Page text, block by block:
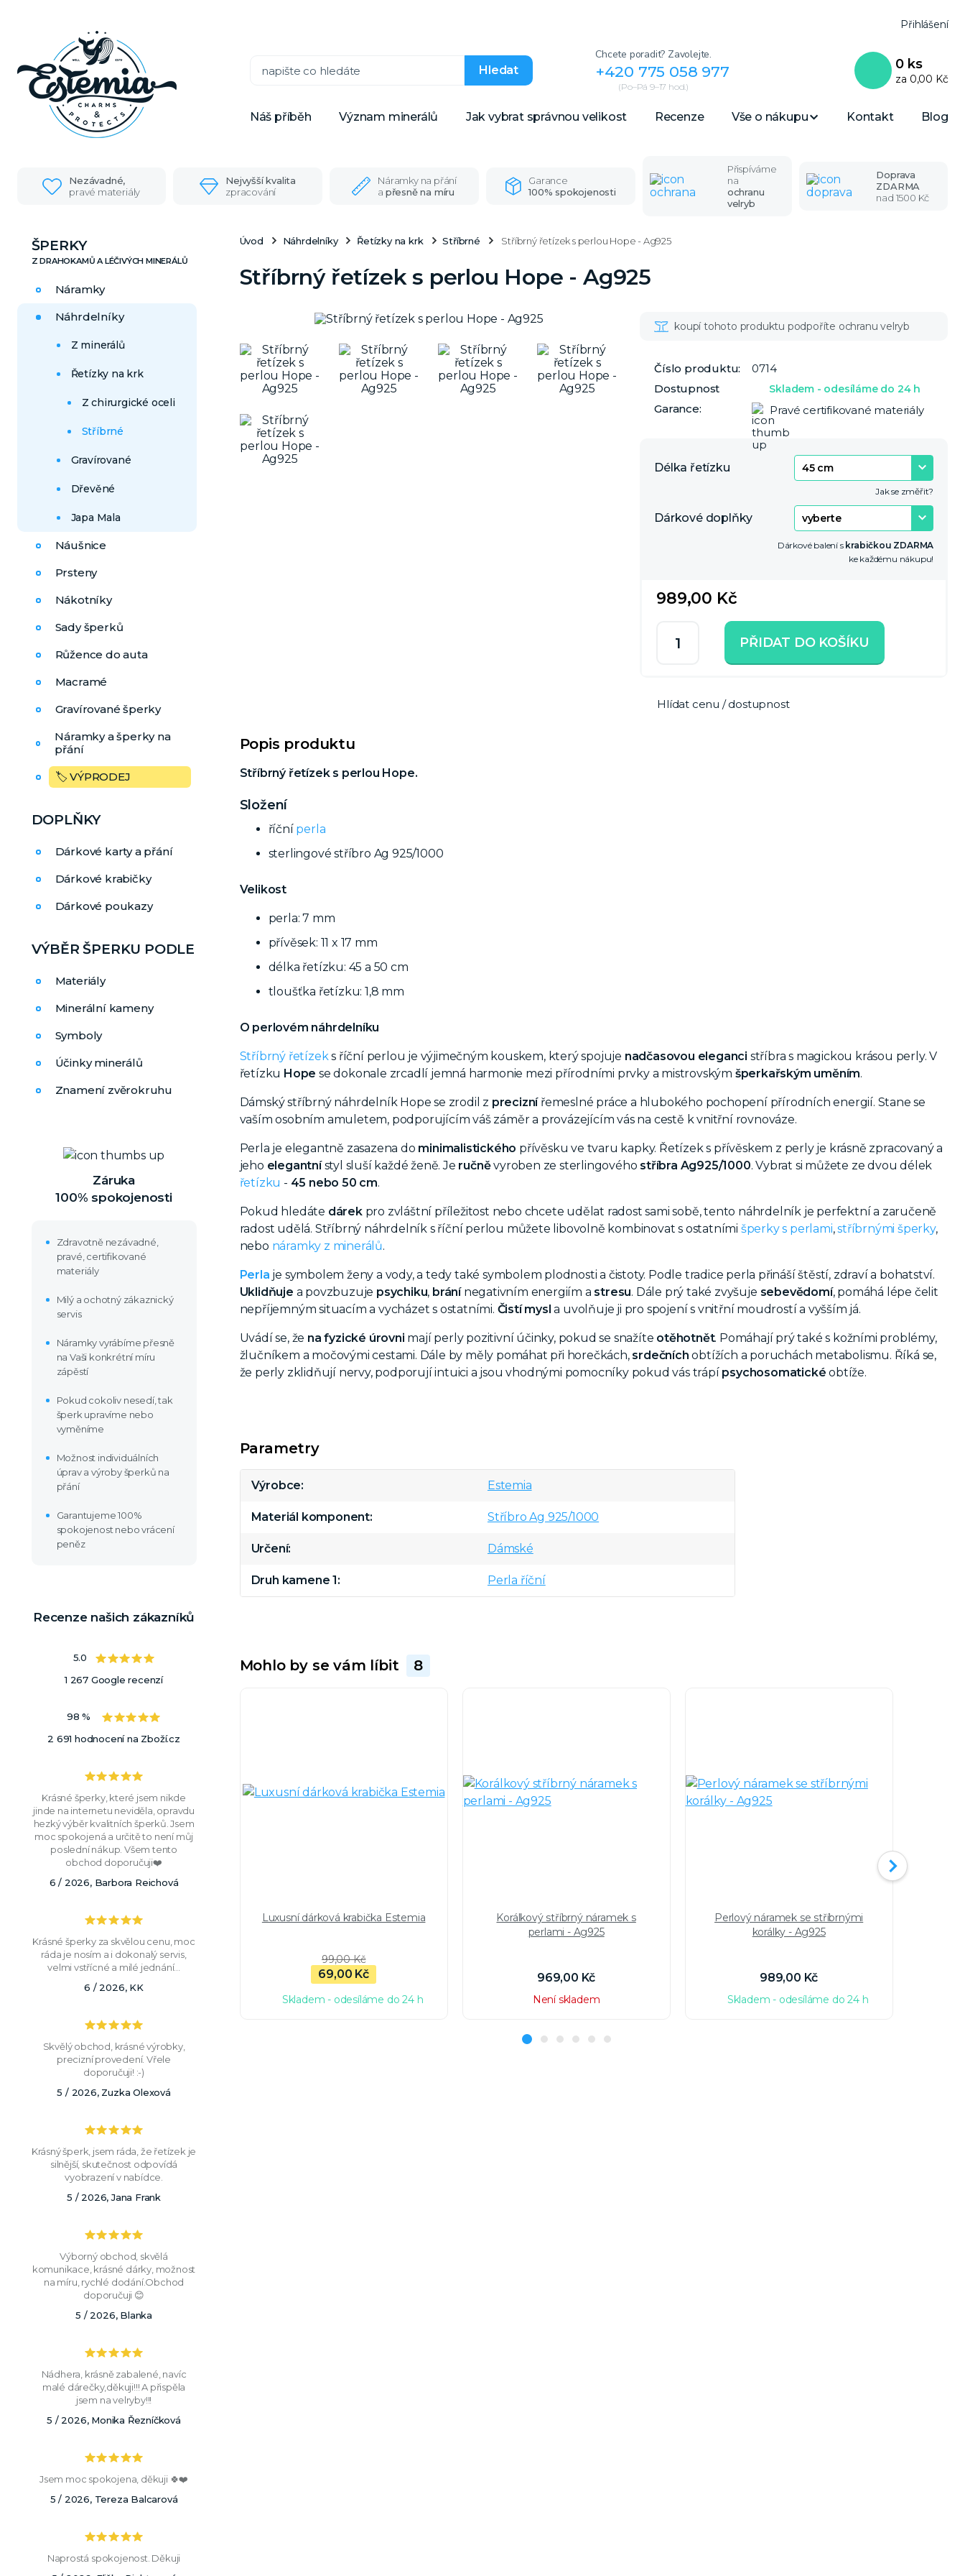
Náš příběh Význam minerálů Jak vybrat správnou velikost Recenze Vše o nákupu Kontakt Blog
Přihlášení
Hledat
Chcete poradit? Zavolejte.
+420 775 058 977
(Po–Pá 9–17 hod.)
0 ks
za 0,00 Kč
Nezávadné,
pravé materiály
Nejvyšší kvalita
zpracování
Náramky na přání
a přesně na míru
Garance
100% spokojenosti
Přispíváme
na
ochranu
velryb
Doprava
ZDARMA
nad 1500 Kč
ŠPERKY
Náramky
Náhrdelníky
Z minerálů
Řetízky na krk
Z chirurgické oceli
Stříbrné
Gravírované
Dřevěné
Japa Mala
Náušnice
Prsteny
Nákotníky
Sady šperků
Růžence do auta
Macramé
Gravírované šperky
Náramky a šperky na
přání
🏷️ VÝPRODEJ
DOPLŇKY
Dárkové karty a přání
Dárkové krabičky
Dárkové poukazy
VÝBĚR ŠPERKU PODLE
Materiály
Minerální kameny
Symboly
Účinky minerálů
Znamení zvěrokruhu
Záruka
100% spokojenosti
Zdravotně nezávadné,
pravé, certifikované
materiály
Milý a ochotný zákaznický
servis
Náramky vyrábíme přesně
na Vaši konkrétní míru
zápěstí
Pokud cokoliv nesedí, tak
šperk upravíme nebo
vyměníme
Možnost individuálních
úprav a výroby šperků na
přání
Garantujeme 100%
spokojenost nebo vrácení
peněz
Recenze našich zákazníků
5.0
1 267 Google recenzí
98 %
2 691 hodnocení na Zboží.cz
Krásné šperky, které jsem nikde
jinde na internetu neviděla, opravdu
hezký výběr kvalitních šperků. Jsem
moc spokojená a určitě to není můj
poslední nákup. Všem tento
obchod doporučuji❤️
6 / 2026, Barbora Reichová
Krásné šperky za skvělou cenu, moc
ráda je nosím a i dokonalý servis,
velmi vstřícné a milé jednání...
6 / 2026, KK
Skvělý obchod, krásné výrobky,
precizní provedení. Vřele
doporučuji! :-)
5 / 2026, Zuzka Olexová
Krásný šperk, jsem ráda, že řetízek je
silnější, skutečnost odpovídá
vyobrazení v nabídce.
5 / 2026, Jana Frank
Výborný obchod, skvělá
komunikace, krásné dárky, možnost
na míru, rychlé dodání.Obchod
doporučuji 😊
5 / 2026, Blanka
Nádhera, krásně zabalené, navíc
malé dárečky,děkuji!!! A přispěla
jsem na velryby!!!
5 / 2026, Monika Řezníčková
Jsem moc spokojena, děkuji 🍀❤️
5 / 2026, Tereza Balcarová
Naprostá spokojenost. Děkuji
Úvod Náhrdelníky Řetízky na krk Stříbrné Stříbrný řetízek s perlou Hope - Ag925
Stříbrný řetízek s perlou Hope - Ag925
Číslo produktu:
0714
Dostupnost
Skladem - odesíláme do 24 h
Garance: Pravé certifikované materiály
Délka řetízku
Jak se změřit?
Dárkové doplňky
Dárkové balení s krabičkou ZDARMA
ke každému nákupu!
989,00 Kč
PŘIDAT DO KOŠÍKU
Hlídat cenu / dostupnost
Popis produktu
Stříbrný řetízek s perlou Hope.
Složení
říční perla
sterlingové stříbro Ag 925/1000
Velikost
perla: 7 mm
přívěsek: 11 x 17 mm
délka řetízku: 45 a 50 cm
tloušťka řetízku: 1,8 mm
O perlovém náhrdelníku
Stříbrný řetízeks říční perlou je výjimečným kouskem, který spojuje nadčasovou eleganci stříbra s magickou krásou perly. V
řetízku Hope se dokonale zrcadlí jemná harmonie mezi přírodními prvky a mistrovským šperkařským uměním.
Dámský stříbrný náhrdelník Hope se zrodil z preciznířemeslné práce a hlubokého pochopení přírodních energií. Stane se
vaším osobním amuletem, podporujícím váš záměr a provázejícím vás na cestě k vnitřní rovnováze.
Perla je elegantně zasazena do minimalistického přívěsku ve tvaru kapky. Řetízek s přívěskem z perly je krásně zpracovaný a
jeho elegantnístyl sluší každé ženě. Je ručněvyroben ze sterlingového stříbra Ag925/1000. Vybrat si můžete ze dvou délek
řetízku - 45 nebo 50 cm.
Pokud hledáte dárekpro zvláštní příležitost nebo chcete udělat radost sami sobě, tento náhrdelník je perfektní a zaručeně
radost udělá. Stříbrný náhrdelník s říční perlou můžete libovolně kombinovat s ostatními šperky s perlami,stříbrnými šperky,
nebo náramky z minerálů.
Perla je symbolem ženy a vody, a tedy také symbolem plodnosti a čistoty. Podle tradice perla přináší štěstí, zdraví a bohatství.
Uklidňuje a povzbuzuje psychiku, bránínegativním energiím a stresu. Dále prý také zvyšuje sebevědomí, pomáhá lépe čelit
nepříjemným situacím a vycházet s ostatními. Čistí mysl a uvolňuje ji pro spojení s vnitřní moudrostí a vyšším já.
Uvádí se, že na fyzické úrovni mají perly pozitivní účinky, pokud se snažíte otěhotnět. Pomáhají prý také s kožními problémy,
žlučníkem a močovými cestami. Dále by měly pomáhat při horečkách, srdečních obtížích a poruchách metabolismu. Říká se,
že perly zklidňují nervy, podporují intuici a jsou vhodnými pomocníky pokud vás trápí psychosomatické obtíže.
Parametry
Výrobce Estemia
Materiál komponent Stříbro Ag 925/1000
Určení Dámské
Druh kamene 1 Perla říční
Mohlo by se vám líbit 8
Luxusní dárková krabička Estemia
99,00 Kč
69,00 Kč
Skladem - odesíláme do 24 h
Korálkový stříbrný náramek s
perlami - Ag925
969,00 Kč
Není skladem
Perlový náramek se stříbrnými
korálky - Ag925
989,00 Kč
Skladem - odesíláme do 24 h